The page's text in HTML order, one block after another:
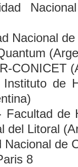
Nacional
CONICET
de
Facultad de
del Litoral
Nacional de
8